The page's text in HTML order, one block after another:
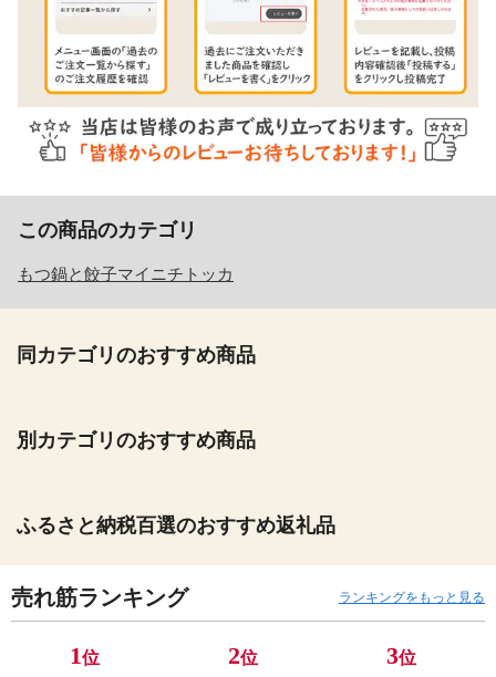
この商品のカテゴリ
もつ鍋と餃子マイニチトッカ
同カテゴリのおすすめ商品
別カテゴリのおすすめ商品
ふるさと納税百選のおすすめ返礼品
売れ筋ランキング ランキングをもっと見る
1位 2位 3位